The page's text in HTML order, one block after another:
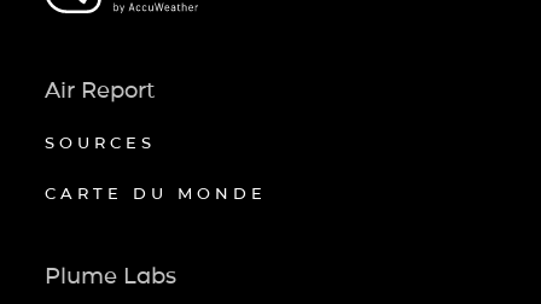
Air Report
SOURCES
CARTE DU MONDE
Plume Labs